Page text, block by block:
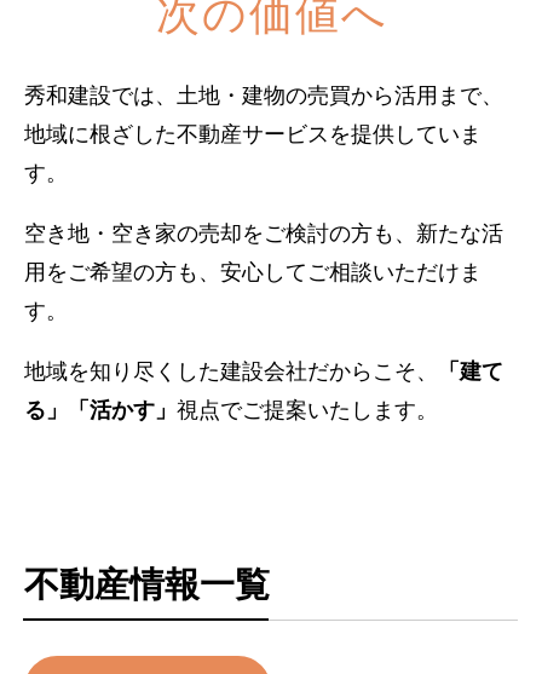
次の価値へ
秀和建設では、土地・建物の売買から活用まで、
地域に根ざした不動産サービスを提供していま
す。
空き地・空き家の売却をご検討の方も、新たな活
用をご希望の方も、安心してご相談いただけま
す。
地域を知り尽くした建設会社だからこそ、
「建て
る」「活かす」 視点でご提案いたします。
不動産情報一覧